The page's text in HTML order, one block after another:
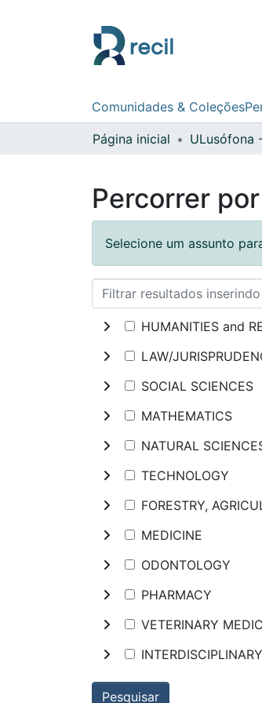
Comunidades & Coleções
Página inicial
Percorrer
Selecione um assunto
HUMANITIES and
LAW/
SOCIAL SCIENCES
MATHEMATICS
NATURAL
TECHNOLOGY
FORESTRY,
MEDICINE
ODONTOLOGY
PHARMACY
VETERINARY
Pesquisar